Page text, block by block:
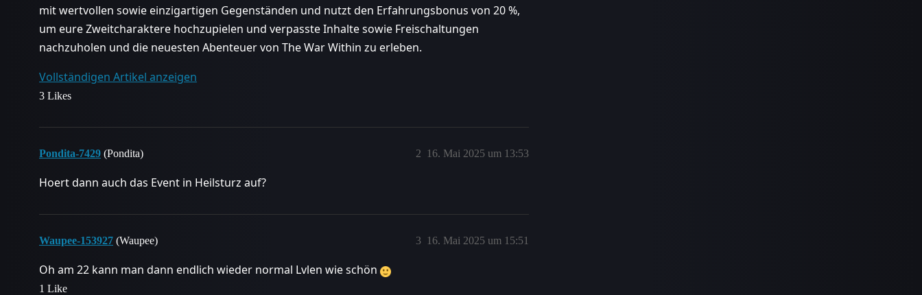
mit wertvollen sowie einzigartigen Gegenständen und nutzt den Erfahrungsbonus von 20 %,
um eure Zweitcharaktere hochzupielen und verpasste Inhalte sowie Freischaltungen
nachzuholen und die neuesten Abenteuer von The War Within zu erleben.
Vollständigen Artikel anzeigen
3 Likes
Pondita-7429 (Pondita) 16. Mai 2025 um 13:53
2
Hoert dann auch das Event in Heilsturz auf?
Waupee-153927 (Waupee) 16. Mai 2025 um 15:51
3
Oh am 22 kann man dann endlich wieder normal Lvlen wie schön
1 Like